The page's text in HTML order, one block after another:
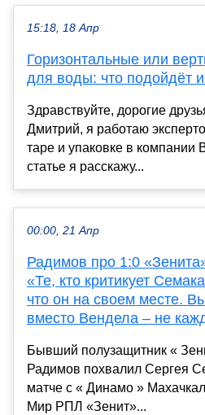
15:18, 18 Апр
Горизонтальные или
для воды: что подойдёт
Здравствуйте, дорогие
Дмитрий, я работаю
таре и упаковке в
статье я расскажу...
00:00, 21 Апр
Радимов про 1:0
«Те, кто критикует
что он на своем месте.
вместо Вендела – не
Бывший полузащитник «
Радимов похвалил Сергея
матче с « Динамо »
Мир РПЛ «Зенит»...